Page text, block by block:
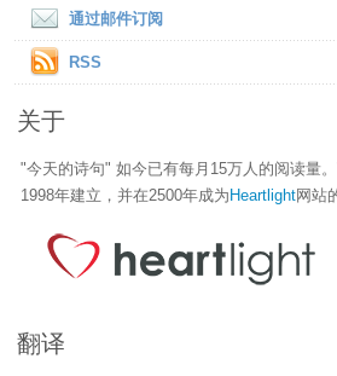
通过邮件订阅
RSS
关于
"今天的诗句" 如今已有每月15万人的阅读量
1998年建立，并在2500年成为 Heartlight网站
翻译